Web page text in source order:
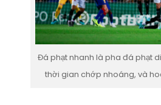
Đá phạt nhanh là pha đá phạt
thời gian chớp nhoáng, và